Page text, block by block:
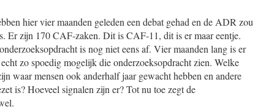
hier vier maanden geleden een debat gehad en de ADR zou
Er zijn 170 CAF-zaken. Dit is CAF-11, dit is er maar eentje.
is nog niet eens af. Vier maanden lang is er
zo spoedig mogelijk die onderzoeksopdracht zien. Welke
waar mensen ook anderhalf jaar gewacht hebben en andere
is? Hoeveel signalen zijn er? Tot nu toe zegt de